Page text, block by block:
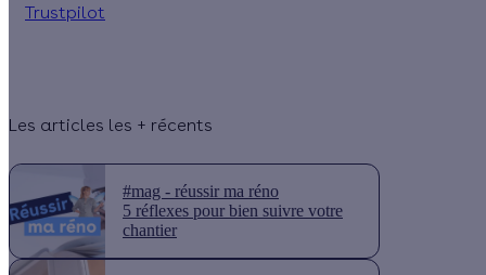
Trustpilot
Les articles les + récents
#mag - réussir ma réno
5 réflexes pour bien suivre votre
chantier